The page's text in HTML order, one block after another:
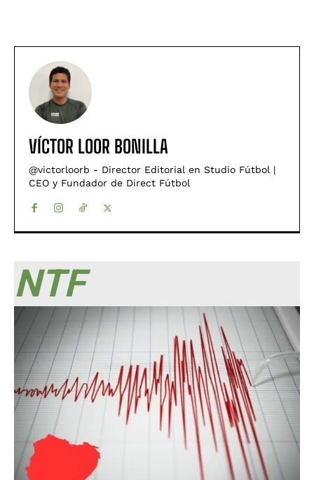
VÍCTOR LOOR BONILLA
@victorloorb - Director Editorial en Studio Fútbol |
CEO y Fundador de Direct Fútbol
NTF